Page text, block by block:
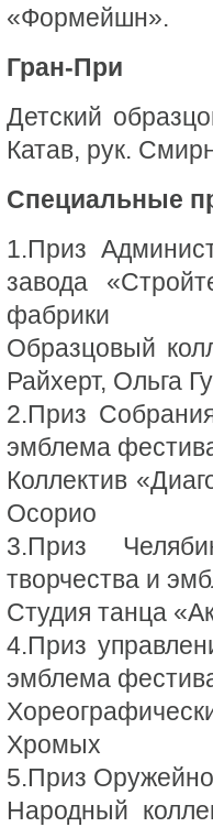
«Формейшн».
Гран-При
Детский
Катав, рук.
Специальные
1.Приз
завода
фабрики
Образцовый
Райхерт, Ольга
2.Приз Собрания
эмблема
Коллектив
Осорио
3.Приз
творчества и
Студия танца
4.Приз
эмблема
Хромых
5.Приз
Народный